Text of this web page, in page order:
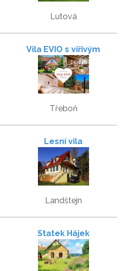
Lutová
Vila EVIO s vířivým
bazénem a saunou
Třeboň
Lesní vila
Landštejn
Statek Hájek